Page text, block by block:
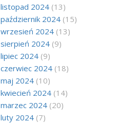
listopad 2024(13)
październik 2024(15)
wrzesień 2024(13)
sierpień 2024(9)
lipiec 2024(9)
czerwiec 2024(18)
maj 2024(10)
kwiecień 2024(14)
marzec 2024(20)
luty 2024(7)